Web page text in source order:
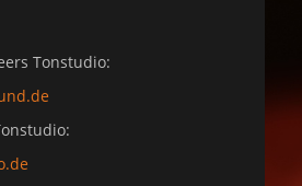
Tonstudio: